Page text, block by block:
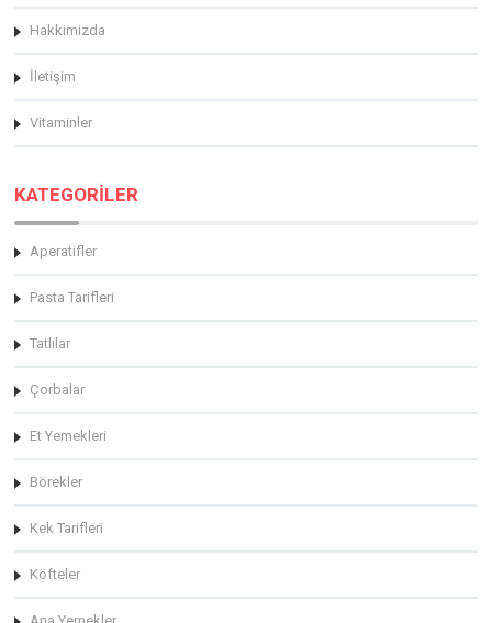
Hakkimizda
İletişim
Vitaminler
KATEGORİLER
Aperatifler
Pasta Tarifleri
Tatlılar
Çorbalar
Et Yemekleri
Börekler
Kek Tarifleri
Köfteler